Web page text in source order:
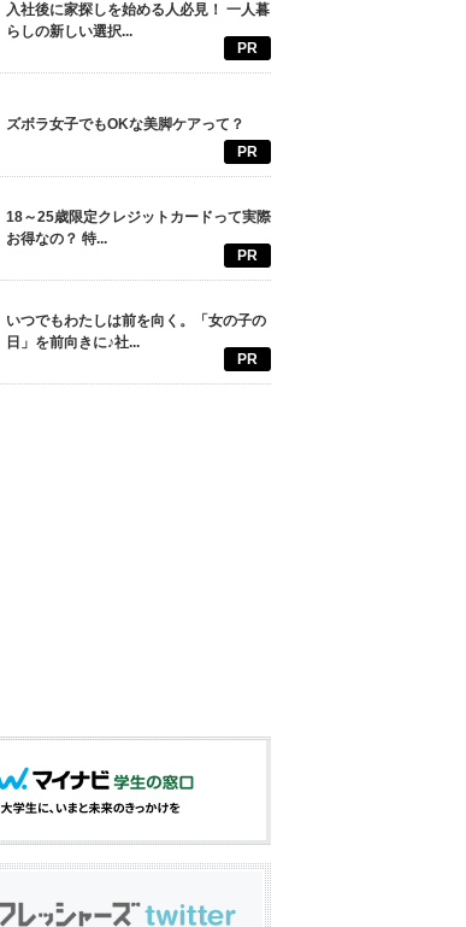
入社後に家探しを始める人必見！ 一人暮
らしの新しい選択...
PR
ズボラ女子でもOKな美脚ケアって？
PR
18～25歳限定クレジットカードって実際
お得なの？ 特...
PR
いつでもわたしは前を向く。「女の子の
日」を前向きに♪社...
PR